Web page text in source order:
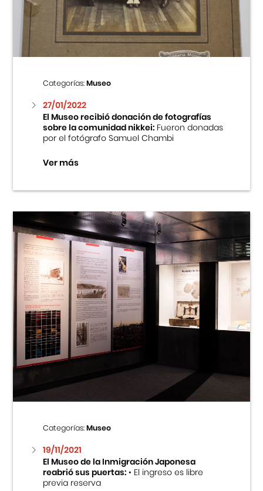
Centro Cultural Peruano Japonés
Museo de la Inmigración Japonesa
Fondo Editorial
Teatro Peruano Japonés
Categorías:Museo
27/01/2022
El Museo recibió donación de fotografías
sobre la comunidad nikkei:Fueron donadas
por el fotógrafo Samuel Chambi
Ver más
Categorías:Museo
19/11/2021
El Museo de la Inmigración Japonesa
reabrió sus puertas:• El ingreso es libre
previa reserva